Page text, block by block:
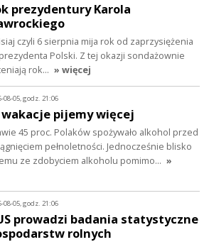
prezydentury Karola
czyli 6 sierpnia mija rok od zaprzysiężenia
Polski. Z tej okazji sondażownie
rok… » więcej
08-05, godz. 21:06
wakacje pijemy więcej
45 proc. Polaków spożywało alkohol przed
pełnoletności. Jednocześnie blisko
ze zdobyciem alkoholu pomimo… »
08-05, godz. 21:06
prowadzi badania statystyczne
rolnych